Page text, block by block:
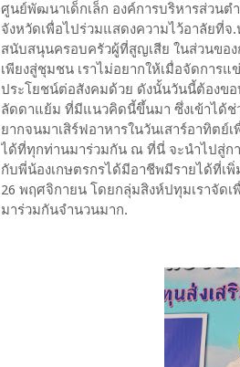
ศูนย์พัฒนาเด็กเล็ก องค์การบริหารส่วน
จังหวัดเพื่อไปร่วมแสดงความไว้อาลัยที่จ
สนับสนุนครอบครัวผู้ที่สูญเสีย ในส่วนขอ
เพียงสู่ชุมชน เราไม่อยากให้เมื่อจัดการ
ประโยชน์ต่อสังคมด้วย ดังนั้นวันนี้ต้อง
ลัดดาแย้ม ที่มีแนวคิดนี้ขึ้นมา ซึ่งเข้าได้
ยากจนมาเสิร์ฟอาหารในวันเสาร์อาทิตย์
ได้ที่ทุกท่านมาร่วมกัน ณ ที่นี่ จะนำไปสู่กา
กับพี่น้องเกษตรกรได้มีอาชีพมีรายได้ที่เ
26 พฤศจิกายน โดยกลุ่มสิงห์ปทุมเราจัด
มาร่วมกันจำนวนมาก.